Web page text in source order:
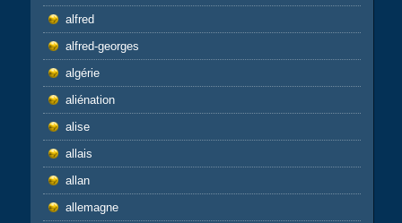
alfred
alfred-georges
algérie
aliénation
alise
allais
allan
allemagne